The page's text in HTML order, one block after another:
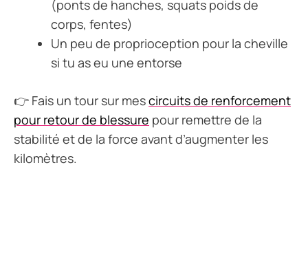
(ponts de hanches, squats poids de
corps, fentes)
Un peu de proprioception pour la cheville
si tu as eu une entorse
👉 Fais un tour sur mescircuits de renforcement
pour retour de blessure pour remettre de la
stabilité et de la force avant d’augmenter les
kilomètres.